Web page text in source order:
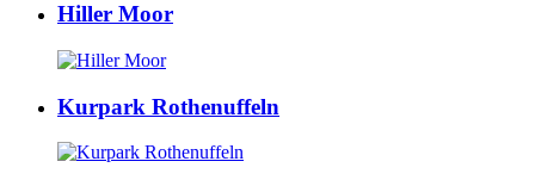
Hiller Moor
Kurpark Rothenuffeln